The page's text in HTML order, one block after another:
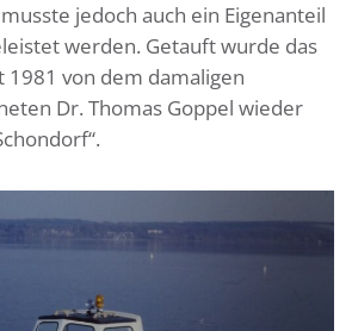
jedoch auch ein Eigenanteil
werden. Getauft wurde das
1981 von dem damaligen
Dr. Thomas Goppel wieder